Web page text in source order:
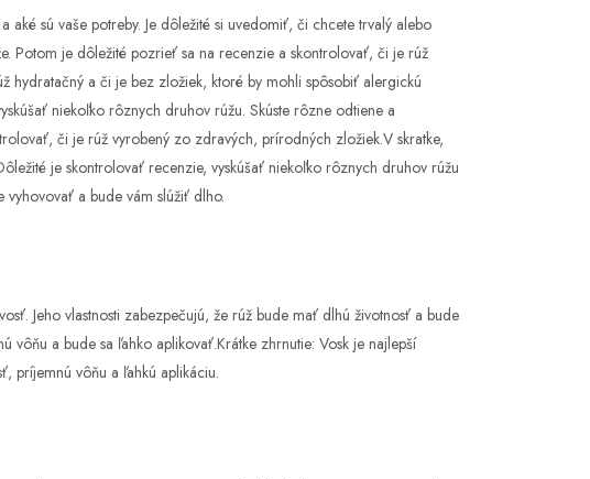
sú vaše potreby. Je dôležité si uvedomiť, či chcete trvalý alebo
Potom je dôležité pozrieť sa na recenzie a skontrolovať, či je rúž
a či je bez zložiek, ktoré by mohli spôsobiť alergickú
niekoľko rôznych druhov rúžu. Skúste rôzne odtiene a
či je rúž vyrobený zo zdravých, prírodných zložiek.V skratke,
je skontrolovať recenzie, vyskúšať niekoľko rôznych druhov rúžu
a bude vám slúžiť dlho.
Jeho vlastnosti zabezpečujú, že rúž bude mať dlhú životnosť a bude
a bude sa ľahko aplikovať.Krátke zhrnutie: Vosk je najlepší
príjemnú vôňu a ľahkú aplikáciu.